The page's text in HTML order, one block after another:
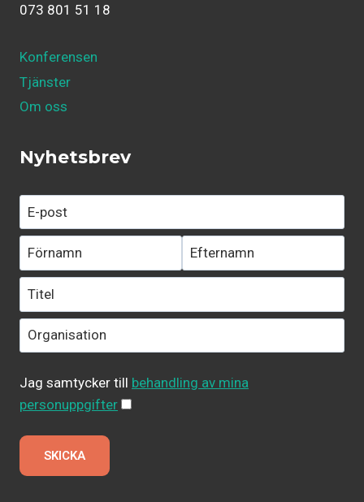
073 801 51 18
Konferensen
Tjänster
Om oss
Nyhetsbrev
Jag samtycker till behandling av mina
personuppgifter